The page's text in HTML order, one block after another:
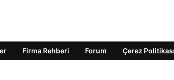
Firma Rehberi Forum Çerez Politikası